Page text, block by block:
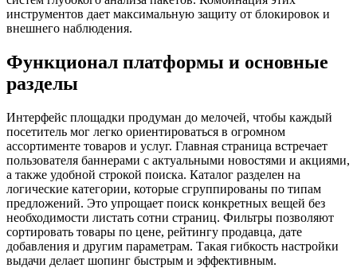
инструментов дает максимальную защиту от блокировок и
внешнего наблюдения.
Функционал платформы и основные
разделы
Интерфейс площадки продуман до мелочей, чтобы каждый
посетитель мог легко ориентироваться в огромном
ассортименте товаров и услуг. Главная страница встречает
пользователя баннерами с актуальными новостями и акциями,
а также удобной строкой поиска. Каталог разделен на
логические категории, которые сгруппированы по типам
предложений. Это упрощает поиск конкретных вещей без
необходимости листать сотни страниц. Фильтры позволяют
сортировать товары по цене, рейтингу продавца, дате
добавления и другим параметрам. Такая гибкость настройки
выдачи делает шопинг быстрым и эффективным.